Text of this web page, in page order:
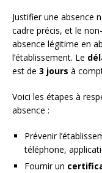
Justifier une absence
cadre précis, et le
absence légitime en
l’établissement. Le
est de 3 jours à
Voici les étapes à
absence :
Prévenir
téléphone,
Fournir un